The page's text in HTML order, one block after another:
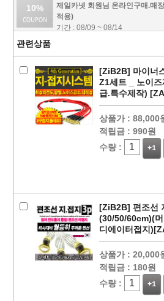
10%
제일카넷 회원님 온라인구매.매
적용)
기간 : 08/09 ~ 08/14
관련상품
[ZiB2B] 마이너
Z1세트 _ 노이
급.특수제작)
상품가 : 88,000
적립금 : 990원
수량 :
+1
[ZiB2B] 편조선
(30/50/60cm)(
디에이터접지
상품가 : 20,000
적립금 : 180원
수량 :
+1